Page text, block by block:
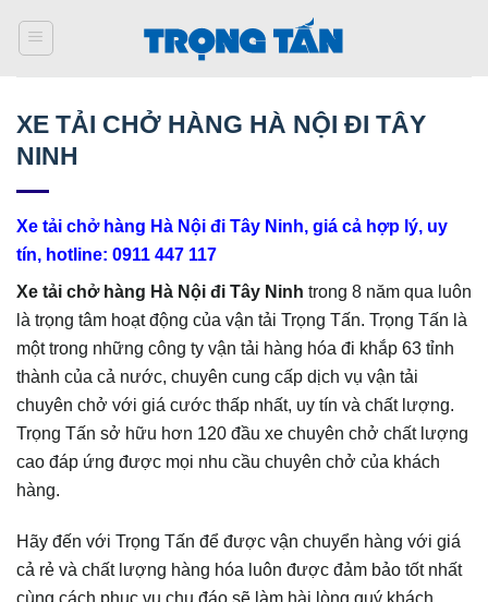
qua
XE TẢI CHỞ HÀNG HÀ NỘI ĐI TÂY
NINH
Xe tải chở hàng Hà Nội đi Tây Ninh, giá cả hợp lý, uy
tín, hotline: 0911 447 117
Xe tải chở hàng Hà Nội đi Tây Ninh trong 8 năm qua luôn
là trọng tâm hoạt động của vận tải Trọng Tấn. Trọng Tấn là
một trong những công ty vận tải hàng hóa đi khắp 63 tỉnh
thành của cả nước, chuyên cung cấp dịch vụ vận tải
chuyên chở với giá cước thấp nhất, uy tín và chất lượng.
Trọng Tấn sở hữu hơn 120 đầu xe chuyên chở chất lượng
cao đáp ứng được mọi nhu cầu chuyên chở của khách
hàng.
Hãy đến với Trọng Tấn để được vận chuyển hàng với giá
cả rẻ và chất lượng hàng hóa luôn được đảm bảo tốt nhất
cùng cách phục vụ chu đáo sẽ làm hài lòng quý khách